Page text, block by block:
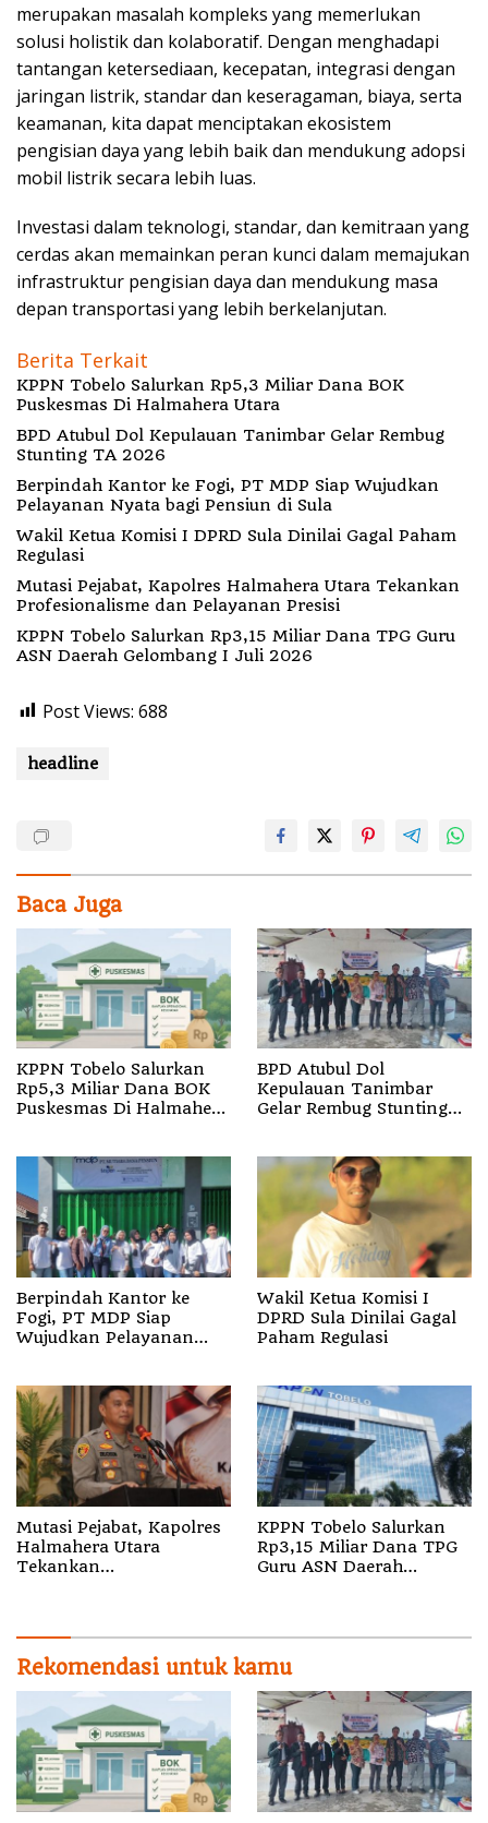
merupakan masalah kompleks yang memerlukan
solusi holistik dan kolaboratif. Dengan menghadapi
tantangan ketersediaan, kecepatan, integrasi dengan
jaringan listrik, standar dan keseragaman, biaya, serta
keamanan, kita dapat menciptakan ekosistem
pengisian daya yang lebih baik dan mendukung adopsi
mobil listrik secara lebih luas.
Investasi dalam teknologi, standar, dan kemitraan yang
cerdas akan memainkan peran kunci dalam memajukan
infrastruktur pengisian daya dan mendukung masa
depan transportasi yang lebih berkelanjutan.
Berita Terkait
KPPN Tobelo Salurkan Rp5,3 Miliar Dana BOK
Puskesmas Di Halmahera Utara
BPD Atubul Dol Kepulauan Tanimbar Gelar Rembug
Stunting TA 2026
Berpindah Kantor ke Fogi, PT MDP Siap Wujudkan
Pelayanan Nyata bagi Pensiun di Sula
Wakil Ketua Komisi I DPRD Sula Dinilai Gagal Paham
Regulasi
Mutasi Pejabat, Kapolres Halmahera Utara Tekankan
Profesionalisme dan Pelayanan Presisi
KPPN Tobelo Salurkan Rp3,15 Miliar Dana TPG Guru
ASN Daerah Gelombang I Juli 2026
Post Views: 688
headline
Baca Juga
KPPN Tobelo Salurkan
Rp5,3 Miliar Dana BOK
Puskesmas Di Halmahera
BPD Atubul Dol
Kepulauan Tanimbar
Gelar Rembug Stunting
Berpindah Kantor ke
Fogi, PT MDP Siap
Wujudkan Pelayanan
Wakil Ketua Komisi I
DPRD Sula Dinilai Gagal
Paham Regulasi
Mutasi Pejabat, Kapolres
Halmahera Utara
Tekankan
KPPN Tobelo Salurkan
Rp3,15 Miliar Dana TPG
Guru ASN Daerah
Rekomendasi untuk kamu